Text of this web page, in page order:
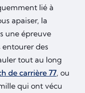
lié à
apaiser, la
une épreuve
entourer des
tout au long
de carrière 77, ou
qui ont vécu